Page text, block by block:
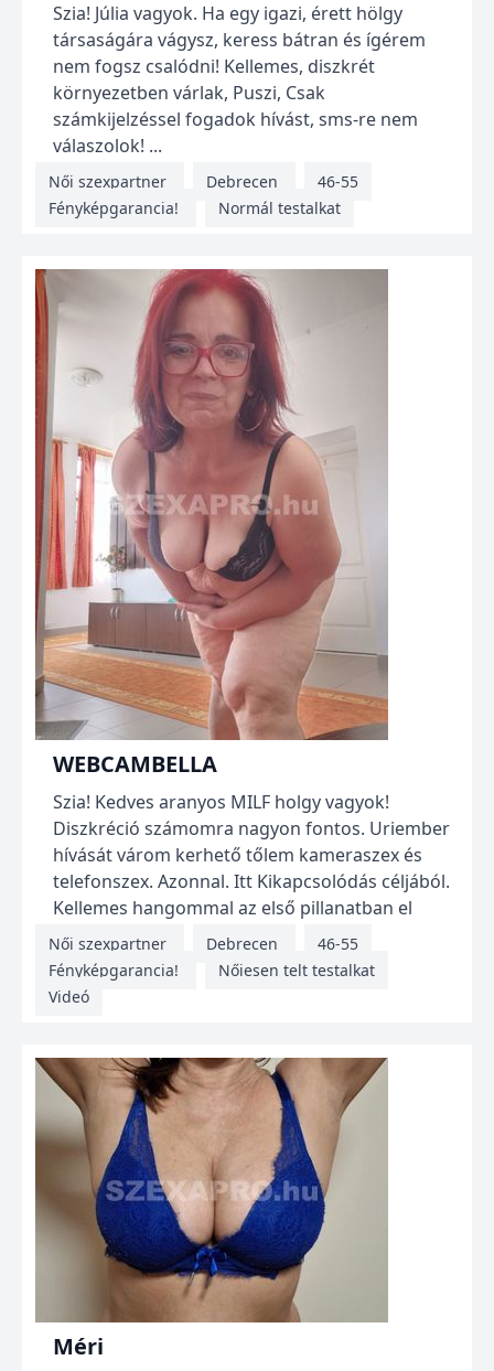
Szia! Júlia vagyok. Ha egy igazi, érett hölgy
társaságára vágysz, keress bátran és ígérem
nem fogsz csalódni! Kellemes, diszkrét
környezetben várlak, Puszi, Csak
számkijelzéssel fogadok hívást, sms-re nem
válaszolok! ...
Női szexpartner Debrecen
46-55
Fényképgarancia!
Normál testalkat
WEBCAMBELLA
Szia! Kedves aranyos MILF holgy vagyok!
Diszkréció számomra nagyon fontos. Uriember
hívását várom kerhető tőlem kameraszex és
telefonszex. Azonnal. Itt Kikapcsolódás céljából.
Kellemes hangommal az első pillanatban el
bűvöllek! <...
Női szexpartner Debrecen
46-55
Fényképgarancia!
Nőiesen telt testalkat
Videó
Méri